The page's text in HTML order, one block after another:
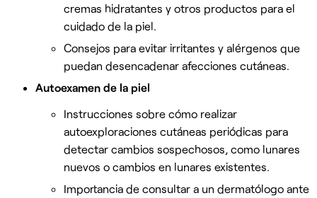
cremas hidratantes y otros productos para el
cuidado de la piel.
Consejos para evitar irritantes y alérgenos que
puedan desencadenar afecciones cutáneas.
Autoexamen de la piel
Instrucciones sobre cómo realizar
autoexploraciones cutáneas periódicas para
detectar cambios sospechosos, como lunares
nuevos o cambios en lunares existentes.
Importancia de consultar a un dermatólogo ante